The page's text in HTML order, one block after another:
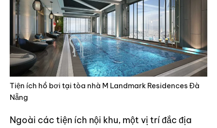
Tiện ích hồ bơi tại tòa nhà M Landmark Residences Đà
Nẵng
Ngoài các tiện ích nội khu, một vị trí đắc địa